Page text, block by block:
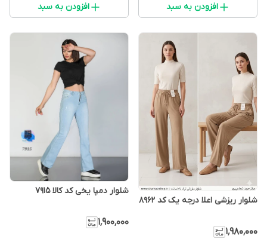
افزودن به سبد افزودن به سبد
شلوار ریزشی اعلا درجه یک کد ۸۹۶۲
۱٬۹۸۰٬۰۰۰
شلوار دمپا یخی کد کالا ۷۹۱۵
۱٬۹۰۰٬۰۰۰